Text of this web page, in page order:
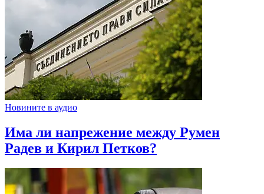
Новините в аудио
Има ли напрежение между Румен
Радев и Кирил Петков?